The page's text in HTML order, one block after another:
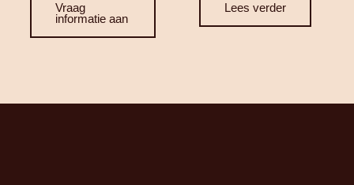
Vraag
informatie aan
Lees verder